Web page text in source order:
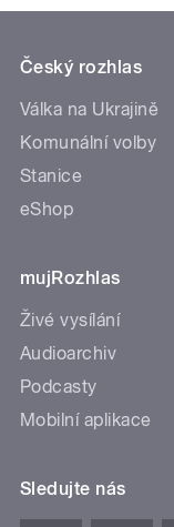
Český rozhlas
Válka na Ukrajině
Komunální volby
Stanice
eShop
mujRozhlas
Živé vysílání
Audioarchiv
Podcasty
Mobilní aplikace
Sledujte nás